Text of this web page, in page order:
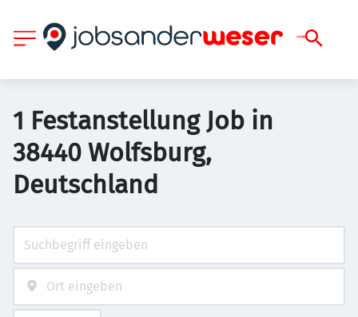
1 Festanstellung Job in
38440 Wolfsburg,
Deutschland